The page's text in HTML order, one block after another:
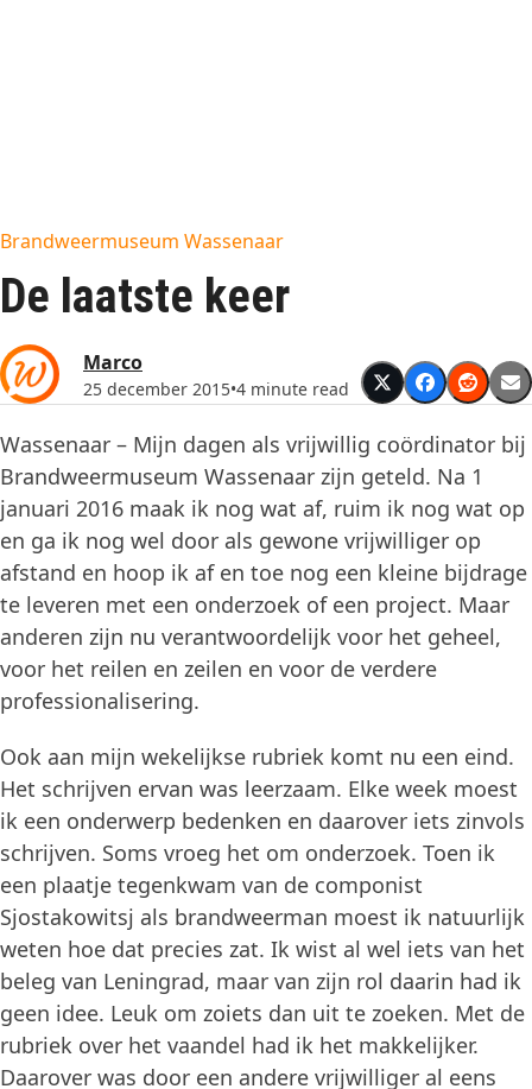
Brandweermuseum Wassenaar
De laatste keer
Marco
25 december 2015•4 minute read
Wassenaar – Mijn dagen als vrijwillig coördinator bij
Brandweermuseum Wassenaar zijn geteld. Na 1
januari 2016 maak ik nog wat af, ruim ik nog wat op
en ga ik nog wel door als gewone vrijwilliger op
afstand en hoop ik af en toe nog een kleine bijdrage
te leveren met een onderzoek of een project. Maar
anderen zijn nu verantwoordelijk voor het geheel,
voor het reilen en zeilen en voor de verdere
professionalisering.
Ook aan mijn wekelijkse rubriek komt nu een eind.
Het schrijven ervan was leerzaam. Elke week moest
ik een onderwerp bedenken en daarover iets zinvols
schrijven. Soms vroeg het om onderzoek. Toen ik
een plaatje tegenkwam van de componist
Sjostakowitsj als brandweerman moest ik natuurlijk
weten hoe dat precies zat. Ik wist al wel iets van het
beleg van Leningrad, maar van zijn rol daarin had ik
geen idee. Leuk om zoiets dan uit te zoeken. Met de
rubriek over het vaandel had ik het makkelijker.
Daarover was door een andere vrijwilliger al eens